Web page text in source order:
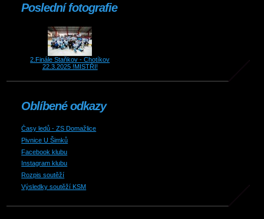
Poslední fotografie
2.Finále Staňkov - Chotíkov
22.3.2025 !MISTŘI!
Oblíbené odkazy
Časy ledů - ZS Domažlice
Pivnice U Šimků
Facebook klubu
Instagram klubu
Rozpis soutěží
Výsledky soutěží KSM